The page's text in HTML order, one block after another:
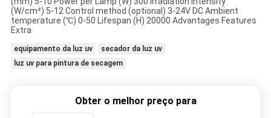
(W/cm²) 5-12 Control method (optional) 3-24V DC Ambient
temperature (℃) 0-50 Lifespan (H) 20000 Advantages Features
Extra
equipamento da luz uv
secador da luz uv
luz uv para pintura de secagem
Obter o melhor preço para